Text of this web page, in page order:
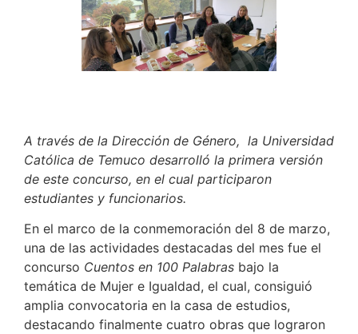
A través de la Dirección de Género, la Universidad
Católica de Temuco desarrolló la primera versión
de este concurso, en el cual participaron
estudiantes y funcionarios.
En el marco de la conmemoración del 8 de marzo,
una de las actividades destacadas del mes fue el
concurso Cuentos en 100 Palabras bajo la
temática de Mujer e Igualdad, el cual, consiguió
amplia convocatoria en la casa de estudios,
destacando finalmente cuatro obras que lograron